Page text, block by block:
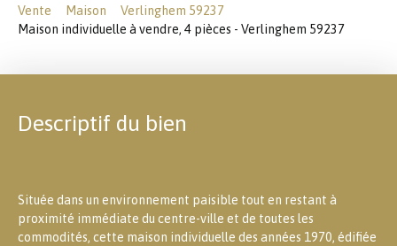
Vente Maison
Verlinghem 59237
Maison individuelle à vendre, 4 pièces - Verlinghem 59237
Descriptif du bien
Située dans un environnement paisible tout en restant à
proximité immédiate du centre-ville et de toutes les
commodités, cette maison individuelle des années 1970, édifiée